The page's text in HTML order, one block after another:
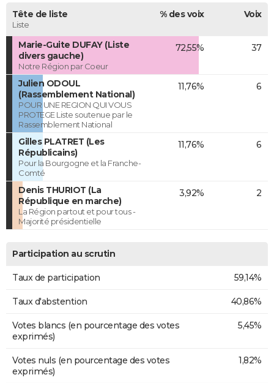
Tête de liste
Liste
% des voix Voix
Marie-Guite DUFAY (Liste
divers gauche)
Notre Région par Coeur
72,55% 37
Julien ODOUL
(Rassemblement National)
POUR UNE REGION QUI VOUS
PROTEGE Liste soutenue par le
Rassemblement National
11,76% 6
Gilles PLATRET (Les
Républicains)
Pour la Bourgogne et la Franche-
Comté
11,76% 6
Denis THURIOT (La
République en marche)
La Région partout et pour tous -
Majorité présidentielle
3,92% 2
Participation au scrutin
Taux de participation 59,14%
Taux d'abstention 40,86%
Votes blancs (en pourcentage des votes
exprimés)
5,45%
Votes nuls (en pourcentage des votes
exprimés)
1,82%